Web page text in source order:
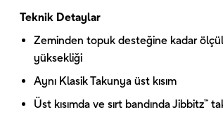
Teknik Detaylar
Zeminden topuk desteğine kadar
yüksekliği
Aynı Klasik Takunya üst kısım
Üst kısımda ve sırt bandında Jibbitz™